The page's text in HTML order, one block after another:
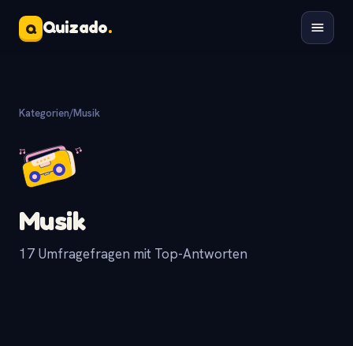
Q Quizado.
Kategorien/Musik
Musik
17 Umfragefragen mit Top-Antworten